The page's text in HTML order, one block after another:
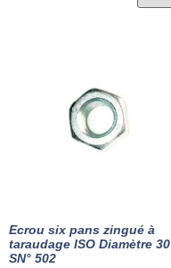
Ecrou six pans zingué à
taraudage ISO Diamètre 30
SN° 502